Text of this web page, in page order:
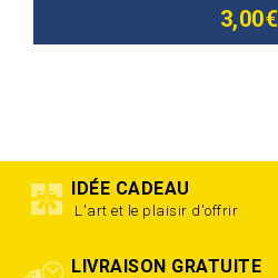
3,00€
IDÉE CADEAU
L'art et le plaisir d'offrir
LIVRAISON GRATUITE